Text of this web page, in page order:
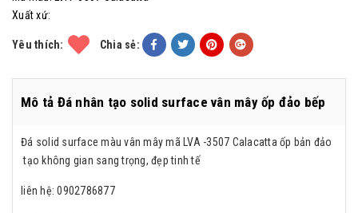
Xuất xứ:
Yêu thích: Chia sẻ:
Mô tả Đá nhân tạo solid surface vân mây ốp đảo bếp
Đá solid surface màu vân mây mã LVA -3507 Calacatta ốp bản đảo
tạo không gian sang trọng, đẹp tinh tế
liên hệ: 0902786877